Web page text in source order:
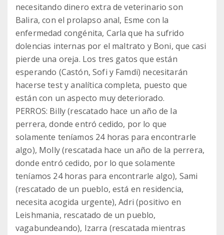
necesitando dinero extra de veterinario son
Balira, con el prolapso anal, Esme con la
enfermedad congénita, Carla que ha sufrido
dolencias internas por el maltrato y Boni, que casi
pierde una oreja. Los tres gatos que están
esperando (Castón, Sofi y Famdi) necesitarán
hacerse test y analítica completa, puesto que
están con un aspecto muy deteriorado.
PERROS: Billy (rescatado hace un año de la
perrera, donde entró cedido, por lo que
solamente teníamos 24 horas para encontrarle
algo), Molly (rescatada hace un año de la perrera,
donde entró cedido, por lo que solamente
teníamos 24 horas para encontrarle algo), Sami
(rescatado de un pueblo, está en residencia,
necesita acogida urgente), Adri (positivo en
Leishmania, rescatado de un pueblo,
vagabundeando), Izarra (rescatada mientras